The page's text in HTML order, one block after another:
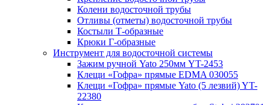
Колени водосточной трубы
Отливы (отметы) водосточной трубы
Костыли Т-образные
Крюки Г-образные
Инструмент для водосточной системы
Зажим ручной Yato 250мм YT-2453
Клещи «Гофра» прямые EDMA 030055
Клещи «Гофра» прямые Yato (5 лезвий) YT-
22380